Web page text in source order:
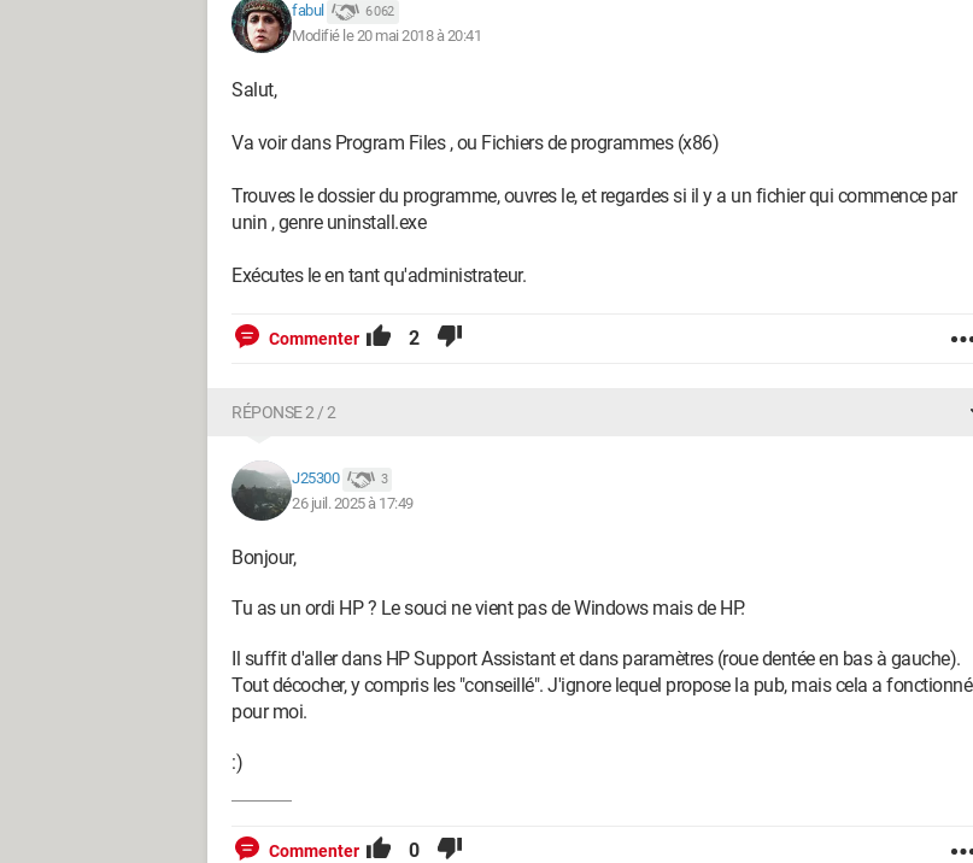
fabul 6 062
Modifié le 20 mai 2018 à 20:41
Salut,
Va voir dans Program Files , ou Fichiers de programmes (x86)
Trouves le dossier du programme, ouvres le, et regardes si il y a un fichier qui commence par
unin , genre uninstall.exe
Exécutes le en tant qu'administrateur.
Commenter 2
RÉPONSE 2 / 2
J25300 3
26 juil. 2025 à 17:49
Bonjour,
Tu as un ordi HP ? Le souci ne vient pas de Windows mais de HP.
Il suffit d'aller dans HP Support Assistant et dans paramètres (roue dentée en bas à gauche).
Tout décocher, y compris les "conseillé". J'ignore lequel propose la pub, mais cela a fonctionné
pour moi.
:)
Commenter 0